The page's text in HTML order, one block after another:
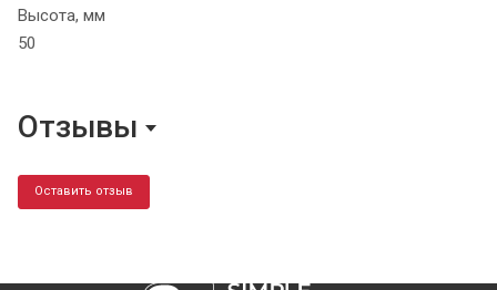
Высота, мм
50
Отзывы
Оставить отзыв